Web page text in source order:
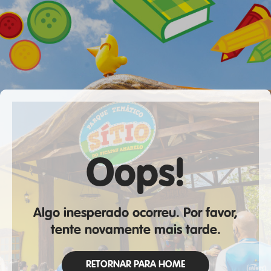
Oops!
Algo inesperado ocorreu. Por favor,
tente novamente mais tarde.
RETORNAR PARA HOME